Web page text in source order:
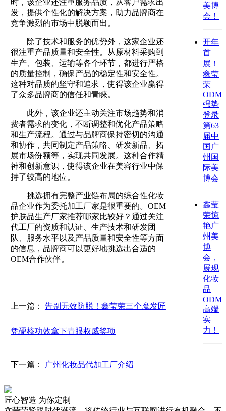
美博
会！
开年
首
展！
鑫莹
荣
ODM/
强势
登录
第63
届中
国广
州国
际美
博会
鑫莹
荣惊
艳广
州美
博
会，
展现
化妆
品
高端
实
力！
发，提供个性化的解决方案，助力品牌商在
竞争激烈的市场中脱颖而出。
除了技术和服务的优势外，这家企业还
很注重产品质量和安全性。从原材料采购到
生产、包装、运输等各个环节，都进行严格
的质量控制，确保产品的稳定性和安全性。
这种对品质的坚守和追求，使得该企业赢得
了众多品牌商的信任和青睐。
此外，该企业还主动关注市场趋势和消
费者需求的变化，不断调整和优化产品策略
和生产流程。通过与品牌商保持密切的沟通
和协作，共同制定产品策略、研发新品、拓
展市场份额等，实现共同发展。这种合作精
神和创新意识，使得该企业在美容行业中保
持了较高的地位。
挑选拥有完整产业链布局的综合性化妆
品企业作为委托加工厂家是很重要的。OEM
护肤品生产厂家推荐哪家比较好？通过关注
代工厂的资质和认证、生产技术和研发团
队、服务水平以及产品质量和安全性等方面
的信息，品牌商可以更好地挑选出合适的
OEM合作伙伴。
上一篇： 告别无效防脱！鑫莹荣三个魔发匠
凭硬核功效拿下青眼权威奖项
下一篇： 广州化妆品代加工厂介绍
匠心智造 为你定制